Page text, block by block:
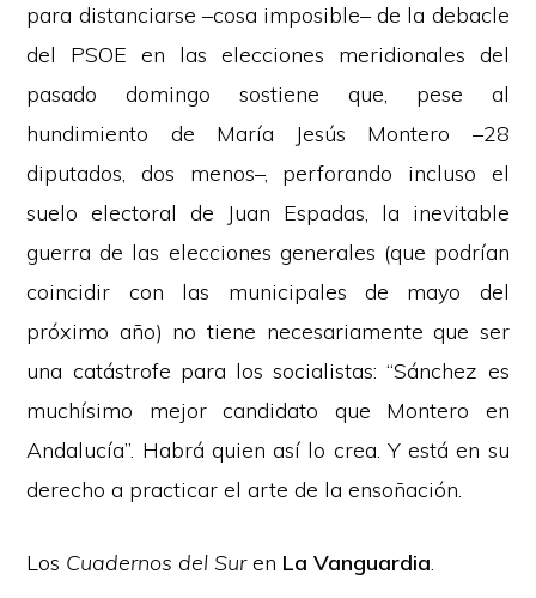
para distanciarse –cosa imposible– de la debacle
del PSOE en las elecciones meridionales del
pasado domingo sostiene que, pese al
hundimiento de María Jesús Montero –28
diputados, dos menos–, perforando incluso el
suelo electoral de Juan Espadas, la inevitable
guerra de las elecciones generales (que podrían
coincidir con las municipales de mayo del
próximo año) no tiene necesariamente que ser
una catástrofe para los socialistas: “Sánchez es
muchísimo mejor candidato que Montero en
Andalucía”. Habrá quien así lo crea. Y está en su
derecho a practicar el arte de la ensoñación.
Los Cuadernos del Suren La Vanguardia.